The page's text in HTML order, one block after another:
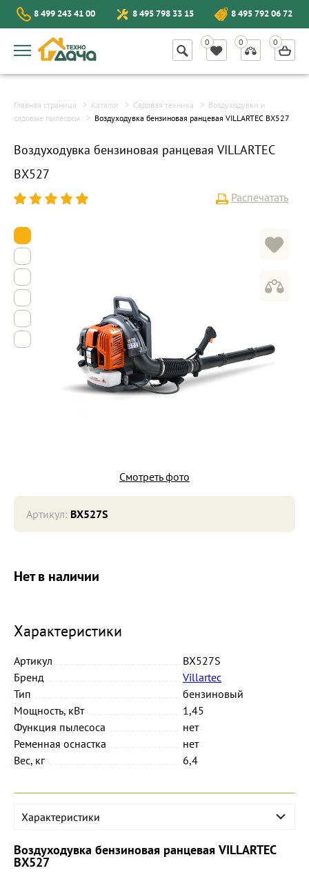
8 499 243 41 00 8 495 798 33 15 8 495 792 06 72
Главная страница Каталог Садовая техника
Воздуходувки и
садовые пылесосы
Воздуходувка бензиновая ранцевая VILLARTEC BX527
Воздуходувка бензиновая ранцевая VILLARTEC
BX527
Распечатать
Смотреть фото
Нет в наличии
Характеристики
Артикул
BX527S
Бренд
Villartec
Тип
бензиновый
Мощность, кВт
1,45
Функция пылесоса
нет
Ременная оснастка
нет
Вес, кг
6,4
Артикул: BX527S
Характеристики
Воздуходувка бензиновая ранцевая VILLARTEC
BX527